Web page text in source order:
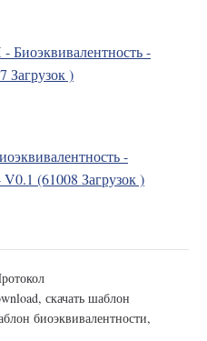
-
Загрузок )
-
(61008 Загрузок )
, скачать шаблон
биоэквивалентности,